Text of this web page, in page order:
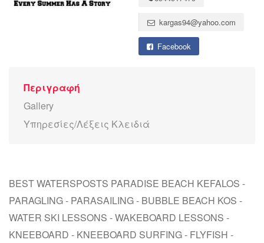
kargas94@yahoo.com
Facebook
Περιγραφή
Gallery
Υπηρεσίες/Λέξεις Κλειδιά
BEST WATERSPOSTS PARADISE BEACH KEFALOS -
PARAGLING - PARASAILING - BUBBLE BEACH KOS -
WATER SKI LESSONS - WAKEBOARD LESSONS -
KNEEBOARD - KNEEBOARD SURFING - FLYFISH -